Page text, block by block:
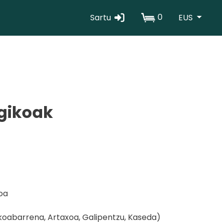
Erabiltzaile
Sartu 0 EUS
Artaxoa, Galipentzu, Kaseda)